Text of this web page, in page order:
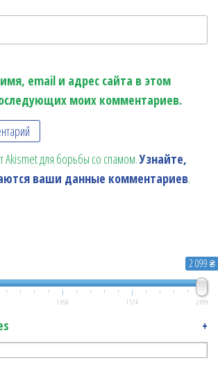
email и адрес сайта в этом
моих комментариев.
Akismet для борьбы со спамом.Узнайте,
ваши данные комментариев.
2 099 ₴
1 050 1 574 2 099
+